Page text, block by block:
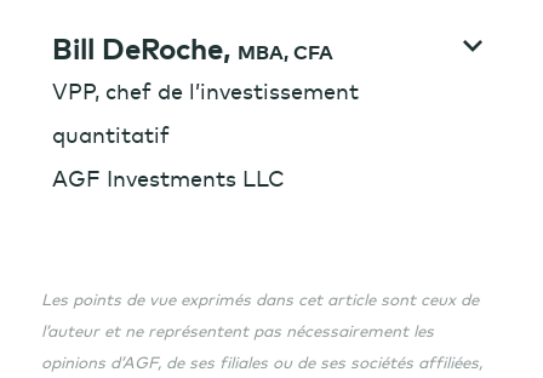
Bill DeRoche, MBA, CFA
VPP, chef de l’investissement
quantitatif
AGF Investments LLC
Les points de vue exprimés dans cet article sont ceux de
l’auteur et ne représentent pas nécessairement les
opinions d’AGF, de ses filiales ou de ses sociétés affiliées,